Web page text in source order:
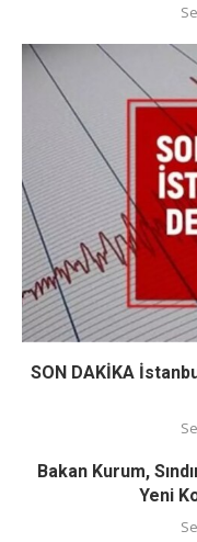
SON DAKİKA
Bakan Kurum,
Yeni